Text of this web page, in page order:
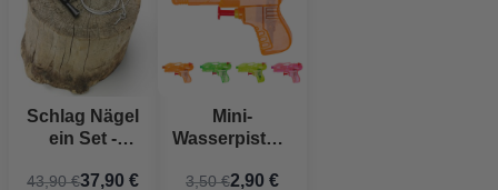
Schlag Nägel
ein Set -
Eisenkette
43,90 €37,90 €
Mini-
Wasserpistole
10 cm
3,50 €2,90 €